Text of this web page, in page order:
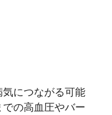
につながる可能
の高血圧やバー